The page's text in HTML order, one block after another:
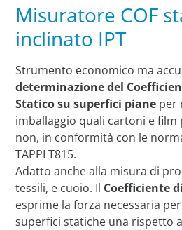
Misuratore COF
inclinato IPT
Strumento economico ma
determinazione del
Statico su superfici piane per
imballaggio quali cartoni e film
non, in conformità con le
TAPPI T815.
Adatto anche alla misura di
tessili, e cuoio. Il Coefficiente
esprime la forza necessaria
superfici statiche una rispetto